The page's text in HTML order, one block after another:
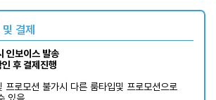
결제
인보이스 발송
후 결제진행
프로모션 불가시 다른 룸타입및 프로모션으로